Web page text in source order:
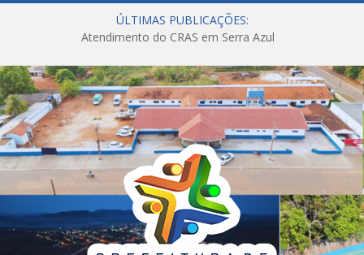
ÚLTIMAS PUBLICAÇÕES:
Atendimento do CRAS em Serra Azul